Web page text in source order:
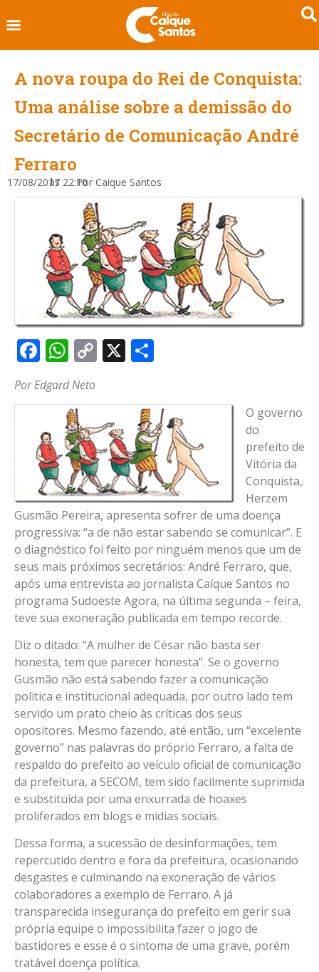
A nova roupa do Rei de Conquista:
Uma análise sobre a demissão do
Secretário de Comunicação André
Ferraro
17/08/2017
às 22:10
Por Caique Santos
Facebook
WhatsApp
Copy
X
Por Edgard Neto
O governo
do
prefeito de
Vitória da
Conquista,
Herzem
Gusmão Pereira, apresenta sofrer de uma doença
progressiva: “a de não estar sabendo se comunicar”. E
o diagnóstico foi feito por ninguém menos que um de
seus mais próximos secretários: André Ferraro, que,
após uma entrevista ao jornalista Caíque Santos no
programa Sudoeste Agora, na última segunda – feira,
teve sua exoneração publicada em tempo recorde.
Diz o ditado: “A mulher de César não basta ser
honesta, tem que parecer honesta”. Se o governo
Gusmão não está sabendo fazer a comunicação
política e institucional adequada, por outro lado tem
servido um prato cheio às críticas dos seus
opositores. Mesmo fazendo, até então, um “excelente
governo” nas palavras do próprio Ferraro, a falta de
respaldo do prefeito ao veículo oficial de comunicação
da prefeitura, a SECOM, tem sido facilmente suprimida
e substituída por uma enxurrada de hoaxes
proliferados em blogs e mídias sociais.
Dessa forma, a sucessão de desinformações, tem
repercutido dentro e fora da prefeitura, ocasionando
desgastes e culminando na exoneração de vários
colaboradores a exemplo de Ferraro. A já
transparecida insegurança do prefeito em gerir sua
própria equipe o impossibilita fazer o jogo de
bastidores e esse é o sintoma de uma grave, porém
tratável doença política.